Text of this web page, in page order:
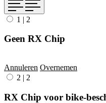
1 | 2
Geen RX Chip
Annuleren Overnemen
2 | 2
RX Chip voor bike-